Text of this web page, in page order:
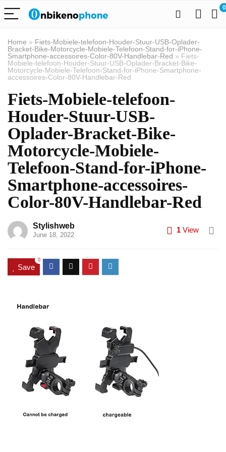
0
Home » Fiets-Mobiele-telefoon-Houder-Stuur-USB-Oplader-
Bracket-Bike-Motorcycle-Mobiele-Telefoon-Stand-for-iPhone-
Smartphone-accessoires-Color-80V-Handlebar-Red » Fiets-
Mobiele-telefoon-Houder-Stuur-USB-Oplader-Bracket-Bike-
Motorcycle-Mobiele-Telefoon-Stand-for-iPhone-Smartphone-
accessoires-Color-80V-Handlebar-Red
Fiets-Mobiele-telefoon-
Houder-Stuur-USB-
Oplader-Bracket-Bike-
Motorcycle-Mobiele-
Telefoon-Stand-for-iPhone-
Smartphone-accessoires-
Color-80V-Handlebar-Red
Stylishweb
June 18, 2022
1 View
Save
0